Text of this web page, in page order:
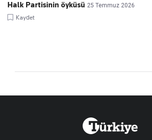
Halk Partisinin öyküsü 25 Temmuz 2026
Kaydet